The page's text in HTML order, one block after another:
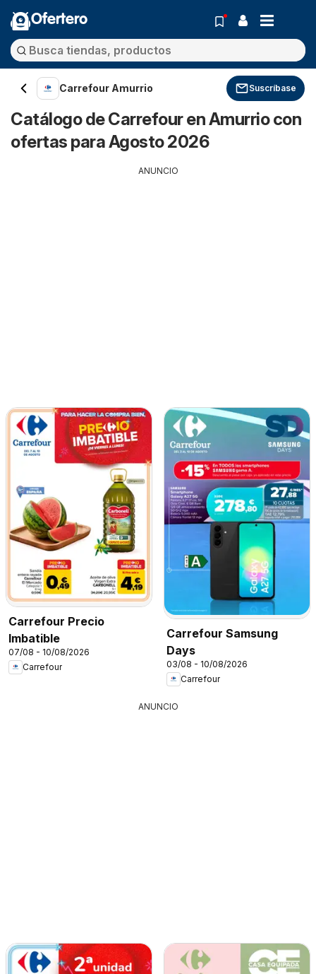
Ofertero
Carrefour Amurrio Suscríbase
Catálogo de Carrefour en Amurrio con
ofertas para Agosto 2026
ANUNCIO
Carrefour Precio
Imbatible
07/08 - 10/08/2026
Carrefour
Carrefour Samsung
Days
03/08 - 10/08/2026
Carrefour
ANUNCIO